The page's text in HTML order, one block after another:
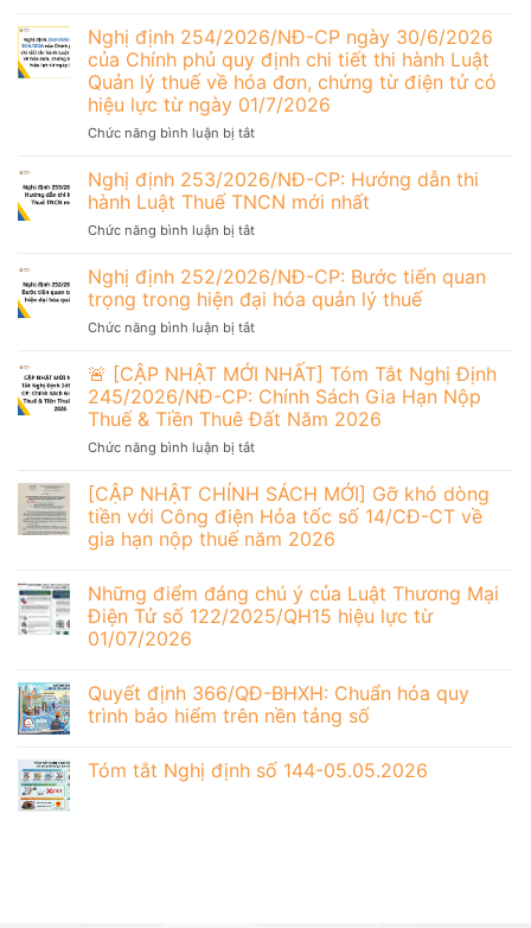
bị
tạm
hoãn
xuất
cảnh
và
trình
gỡ
bỏ
tự
trong
8
phút
dẫn
toàn
diện
về
rà
soát
làm
sạch
mã
số
cho
doanh
nghiệp
(
Thuế
Thành
Phố
Nội
Nghị định 254/2026/NĐ-CP ngày 30/6/2026
của Chính phủ quy định chi tiết thi hành Luật
Quản lý thuế về hóa đơn, chứng từ điện tử có
hiệu lực từ ngày 01/7/2026
Chức năng bình luận bị tắtở
định
254/2026/NĐ-
CP
ngày
của
Chính
phủ
quy
chi
tiết
thi
Luật
lý
thuế
về
chứng
từ
hiệu
lực
ngày
01/7/2026
Nghị định 253/2026/NĐ-CP: Hướng dẫn thi
hành Luật Thuế TNCN mới nhất
Chức năng bình luận bị tắtở
định
253/2026/NĐ-
CP:
Hướng
thi
hành
Luật
Thuế
TNCN
nhất
Nghị định 252/2026/NĐ-CP: Bước tiến quan
trọng trong hiện đại hóa quản lý thuế
Chức năng bình luận bị tắtở
định
252/2026/NĐ-
CP:
Bước
tiến
trọng
trong
hiện
đại
quản
lý
thuế
🚨 [CẬP NHẬT MỚI NHẤT] Tóm Tắt Nghị Định
245/2026/NĐ-CP: Chính Sách Gia Hạn Nộp
Thuế & Tiền Thuê Đất Năm 2026
Chức năng bình luận bị tắtở
[CẬP
NHẬT
MỚI
NHẤT]
Tắt
Nghị
Định
Chính
Sách
Nộp
[CẬP NHẬT CHÍNH SÁCH MỚI] Gỡ khó dòng
tiền với Công điện Hỏa tốc số 14/CĐ-CT về
gia hạn nộp thuế năm 2026
Những điểm đáng chú ý của Luật Thương Mại
Điện Tử số 122/2025/QH15 hiệu lực từ
01/07/2026
Quyết định 366/QĐ-BHXH: Chuẩn hóa quy
trình bảo hiểm trên nền tảng số
Tóm tắt Nghị định số 144-05.05.2026